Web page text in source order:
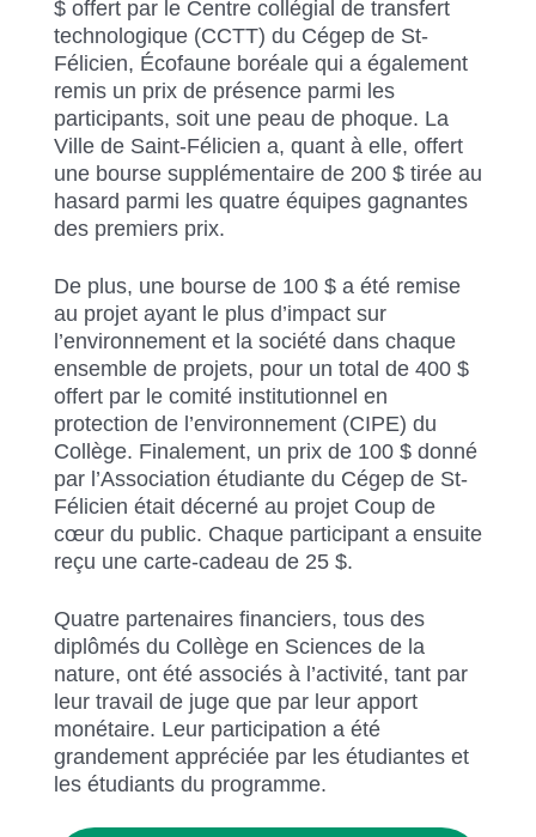
$ offert par le Centre collégial de transfert
technologique (CCTT) du Cégep de St-
Félicien, Écofaune boréale qui a également
remis un prix de présence parmi les
participants, soit une peau de phoque. La
Ville de Saint-Félicien a, quant à elle, offert
une bourse supplémentaire de 200 $ tirée au
hasard parmi les quatre équipes gagnantes
des premiers prix.
De plus, une bourse de 100 $ a été remise
au projet ayant le plus d’impact sur
l’environnement et la société dans chaque
ensemble de projets, pour un total de 400 $
offert par le comité institutionnel en
protection de l’environnement (CIPE) du
Collège. Finalement, un prix de 100 $ donné
par l’Association étudiante du Cégep de St-
Félicien était décerné au projet Coup de
cœur du public. Chaque participant a ensuite
reçu une carte-cadeau de 25 $.
Quatre partenaires financiers, tous des
diplômés du Collège en Sciences de la
nature, ont été associés à l’activité, tant par
leur travail de juge que par leur apport
monétaire. Leur participation a été
grandement appréciée par les étudiantes et
les étudiants du programme.